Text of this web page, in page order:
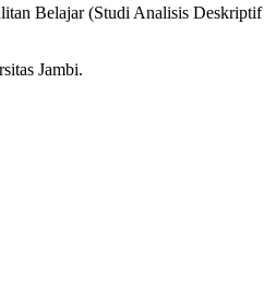
Belajar (Studi Analisis Deskriptif
Jambi.